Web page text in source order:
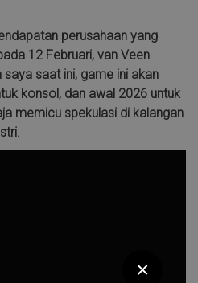
×
perusahaan yang
12 Februari, van Veen
saat ini, game ini akan
konsol, dan awal 2026 untuk
memicu spekulasi di kalangan